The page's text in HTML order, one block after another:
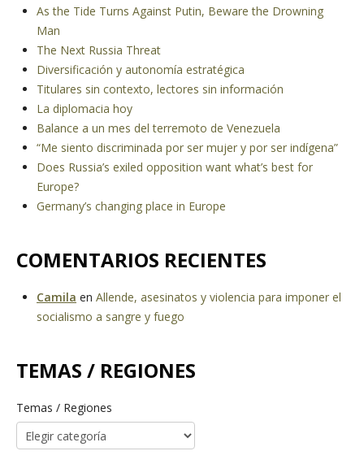
As the Tide Turns Against Putin, Beware the Drowning
Man
The Next Russia Threat
Diversificación y autonomía estratégica
Titulares sin contexto, lectores sin información
La diplomacia hoy
Balance a un mes del terremoto de Venezuela
“Me siento discriminada por ser mujer y por ser indígena”
Does Russia’s exiled opposition want what’s best for
Europe?
Germany’s changing place in Europe
COMENTARIOS RECIENTES
Camila en Allende, asesinatos y violencia para imponer el
socialismo a sangre y fuego
TEMAS / REGIONES
Temas / Regiones